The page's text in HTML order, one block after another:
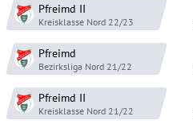
Pfreimd II
Kreisklasse Nord 22/23
Pfreimd
Bezirksliga Nord 21/22
Pfreimd II
Kreisklasse Nord 21/22